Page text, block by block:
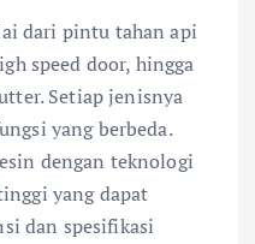
dari pintu tahan api
speed door, hingga
Setiap jenisnya
yang berbeda.
dengan teknologi
yang dapat
dan spesifikasi